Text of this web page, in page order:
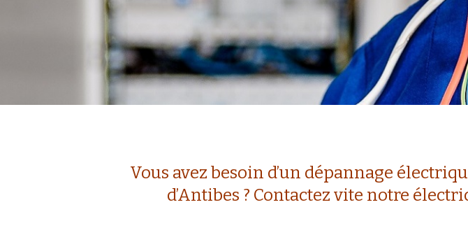
Vous avez besoin d’un dépannage
d’Antibes ? Contactez vite notre